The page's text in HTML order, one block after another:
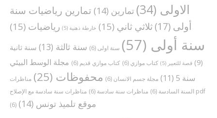
الاولى (34) تمارين (14)
تمارين رياضيات سنة
أولى (17) ثلاثي ثاني (15) خارطة ذهنية (5) رياضيات (15)
سنة أولى (57) سنة اولى (6) سنة ثالثة (13)
سنة ثانية
(9)
قصة للتعبير (5) كتاب موازي (6) كتاب موازي قديم (6)
مجلة الوسط البيئي
سنة 5
(11) مجلة جسم الانسان (6) محفوظات (25)
مناظرات
السنة السادسة (6) مناظرات سنة سادسة (6)
مناظرات سنة سادسة مع الإصلاح pdf
(6)
موقع تلميذ تونس (14)